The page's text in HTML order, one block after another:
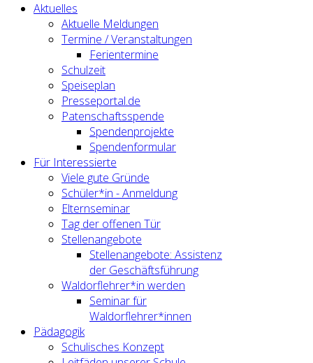
Aktuelles
Aktuelle Meldungen
Termine / Veranstaltungen
Ferientermine
Schulzeit
Speiseplan
Presseportal.de
Patenschaftsspende
Spendenprojekte
Spendenformular
Für Interessierte
Viele gute Gründe
Schüler*in - Anmeldung
Elternseminar
Tag der offenen Tür
Stellenangebote
Stellenangebote: Assistenz
der Geschäftsführung
Waldorflehrer*in werden
Seminar für
Waldorflehrer*innen
Pädagogik
Schulisches Konzept